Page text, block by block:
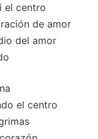
el centro
de amor
del amor
el centro